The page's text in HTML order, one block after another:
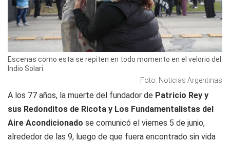
Escenas como esta se repiten en todo momento en el velorio del
Indio Solari.
Foto: Noticias Argentinas
A los 77 años, la muerte del fundador de Patricio Rey y
sus Redonditos de Ricota y Los Fundamentalistas del
Aire Acondicionado se comunicó el viernes 5 de junio,
alrededor de las 9, luego de que fuera encontrado sin vida